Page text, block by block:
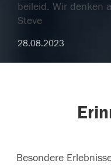
beileid. Wir denken
Steve
28.08.2023
Besondere